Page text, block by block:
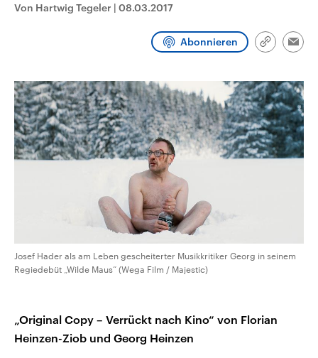
Sachsen-Anhalt wählt am 6.
Bundesland von einer Koalition aus
und Hintergründe zu den Parteien
und Kandidaten der anstehenden
Wahl.
den mächtigsten Ländern
mit großem Einfluss auf
aktuelle Weltgeschehen.
Sendungen Programm
Audio-Archiv
Von Hartwig Tegeler | 08.03.2017
Abonnieren
Link
Josef Hader als am Leben gescheiterter Musikkritiker Georg in seinem
Regiedebüt „Wilde Maus“ (Wega Film / Majestic)
„Original Copy – Verrückt nach Kino“ von Florian
Heinzen-Ziob und Georg Heinzen